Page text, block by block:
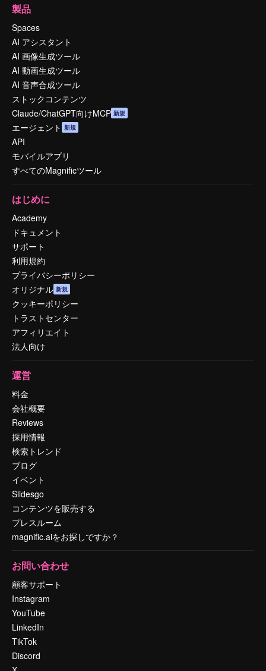
製品
Spaces
AI アシスタント
AI 画像生成ツール
AI 動画生成ツール
AI 音声合成ツール
ストックコンテンツ
Claude/ChatGPT向けMCP 新規
エージェント 新規
API
モバイルアプリ
すべてのMagnificツール
はじめに
Academy
ドキュメント
サポート
利用規約
プライバシーポリシー
オリジナル 新規
クッキーポリシー
トラストセンター
アフィリエイト
法人向け
運営
料金
会社概要
Reviews
採用情報
検索トレンド
ブログ
イベント
Slidesgo
コンテンツを販売する
プレスルーム
magnific.aiをお探しですか？
お問い合わせ
顧客サポート
Instagram
YouTube
LinkedIn
TikTok
Discord